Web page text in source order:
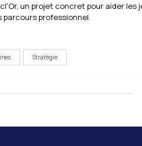
un projet concret pour aider les
professionnel.
Stratégie